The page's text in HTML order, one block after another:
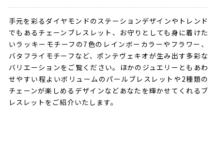
手元を彩るダイヤモンドのステーションデザインやトレンド
でもあるチェーンブレスレット、お守りとしても身に着けた
いラッキーモチーフの7色のレインボーカラーやフラワー、
バタフライモチーフなど、ポンテヴェキオが生み出す多彩な
バリエーションをご覧ください。ほかのジュエリーともあわ
せやすい程よいボリュームのパールブレスレットや2種類の
チェーンが楽しめるデザインなどあなたを輝かせてくれるブ
レスレットをご紹介いたします。